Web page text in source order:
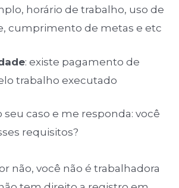
horário de trabalho, uso de
cumprimento de metas e etc
: existe pagamento de
trabalho executado
seu caso e me responda: você
requisitos?
não, você não é trabalhadora